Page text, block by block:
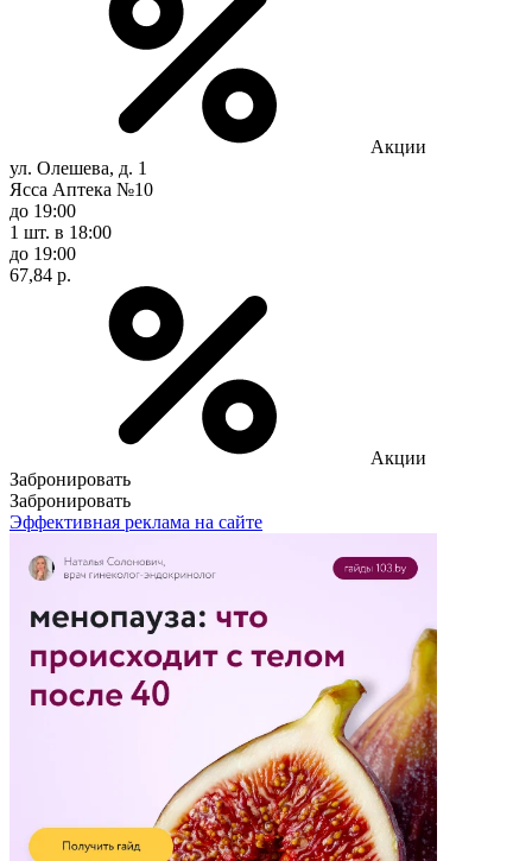
Акции
ул. Олешева, д. 1
Ясса Аптека №10
до 19:00
1 шт. в 18:00
до 19:00
67,84 р.
Акции
Забронировать
Забронировать
Эффективная реклама на сайте